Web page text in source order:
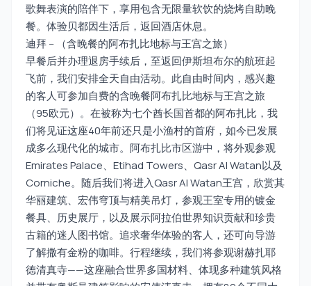
歌舞表演的陪伴下，享用包含无限量软饮的烧烤自助晚
餐。体验贝都因生活后，返回酒店休息。
迪拜 – （含晚餐的阿布扎比地标与王宫之旅）
早餐后并办理退房手续后，至返回伊斯坦布尔的航班起
飞前，我们安排全天自由活动。此自由时间内，感兴趣
的客人可参加自费的含晚餐阿布扎比地标与王宫之旅
（95欧元）。在被称为七个酋长国首都的阿布扎比，我
们将见证这座40年前还只是小渔村的首府，如今已发展
成多么现代化的城市。阿布扎比市区游中，将外观参观
Emirates Palace、Etihad Towers、Qasr Al Watan以及
Corniche。随后我们将进入Qasr Al Watan王宫，欣赏其
华丽建筑、宏伟穹顶与精美吊灯，参观王室专用的镀金
餐具、历史展厅，以及展示阿拉伯世界知识贡献和珍贵
古籍的迷人图书馆。追求奢华体验的客人，还可向导游
了解撒有金粉的咖啡。行程继续，我们将参观谢赫扎耶
德清真寺——这座融合世界多国材料、体现多种建筑风格